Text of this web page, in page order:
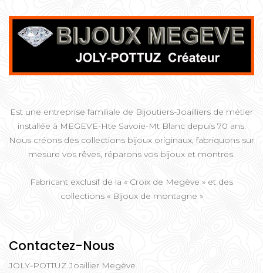
Est une entreprise familiale de Bijoutiers-Joailliers de métier
installée à MEGEVE-Hte Savoie-Mt Blanc depuis 70 ans.
Nous créons des collections bijoux originaux, fabriquons sur
mesure vos rêves, réparons vos bijoux et montres.
Fabricant exclusif de la « Croix de Megève » et des
collections « Bijoux de montagne »
Contactez-Nous
JOLY-POTTUZ Joaillier Megève